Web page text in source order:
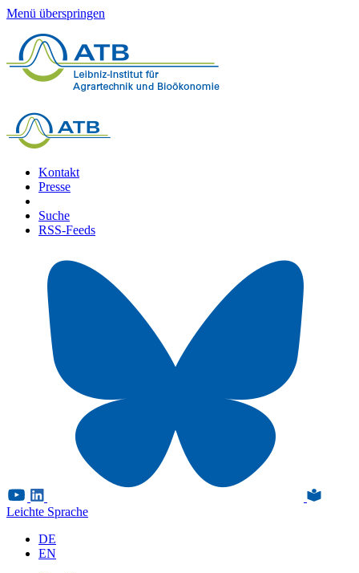
Menü überspringen
Kontakt
Presse
Suche
RSS-Feeds
Leichte Sprache
DE
EN